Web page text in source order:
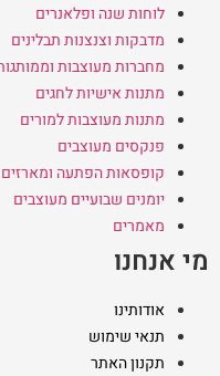
לוחות שנה ופלאנרים
מדבקות וצנצנות תבלינים
מחברות מעוצבות וממותגות
מתנות אישיות לחגים
מתנות מעוצבות למורים
פנקסים מעוצבים
קופסאות הפתעה ומארזים
יומנים שבועיים מעוצבים
מאמרים
מי אנחנו
אודותינו
תנאי שימוש
תקנון האתר